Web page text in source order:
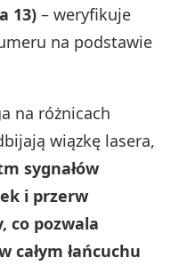
13) – weryfikuje
na podstawie
na różnicach
wiązkę lasera,
sygnałów
i przerw
co pozwala
całym łańcuchu